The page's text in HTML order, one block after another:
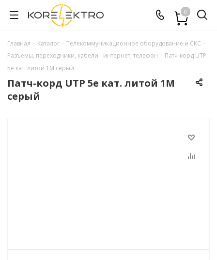
0
Главная - Каталог - Телекоммуникационное оборудование и СКС -
Разъемы, переходники, кабели - интернет, телефон - Патч-корд UTP
5e кат. литой 1М серый
Патч-корд UTP 5e кат. литой 1М
серый